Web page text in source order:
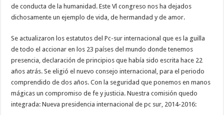
de conducta de la humanidad. Este Vl congreso nos ha dejados
dichosamente un ejemplo de vida, de hermandad y de amor.
Se actualizaron los estatutos del Pc-sur internacional que es la guilla
de todo el accionar en los 23 países del mundo donde tenemos
presencia, declaración de principios que había sido escrita hace 22
años atrás. Se eligió el nuevo consejo internacional, para el periodo
comprendido de dos años. Con la seguridad que ponemos en manos
mágicas un compromiso de fe y justicia. Nuestra comisión quedo
integrada: Nueva presidencia internacional de pc sur, 2014-2016: